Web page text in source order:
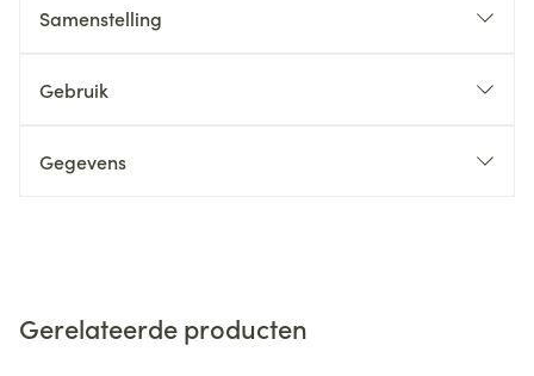
Samenstelling
Gebruik
Gegevens
Gerelateerde producten